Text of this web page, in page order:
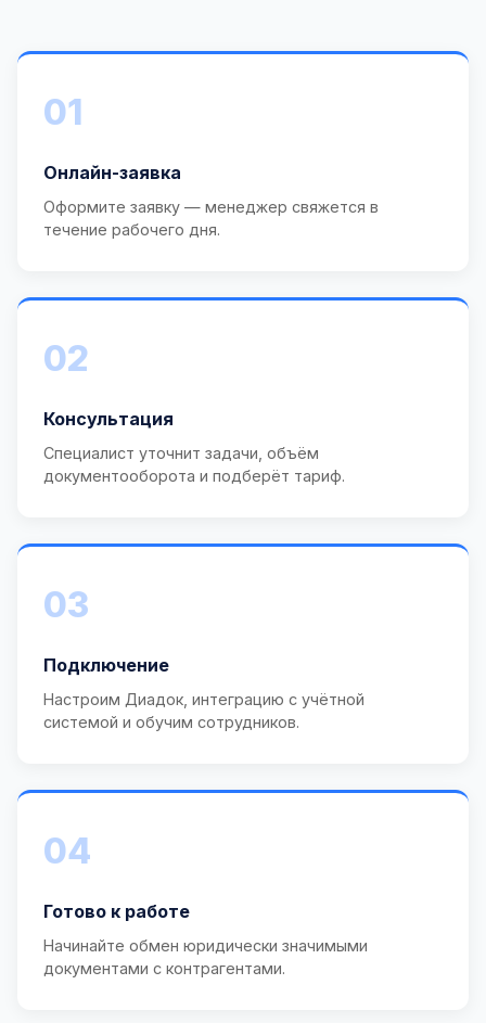
01
Онлайн-заявка
Оформите заявку — менеджер свяжется в
течение рабочего дня.
02
Консультация
Специалист уточнит задачи, объём
документооборота и подберёт тариф.
03
Подключение
Настроим Диадок, интеграцию с учётной
системой и обучим сотрудников.
04
Готово к работе
Начинайте обмен юридически значимыми
документами с контрагентами.